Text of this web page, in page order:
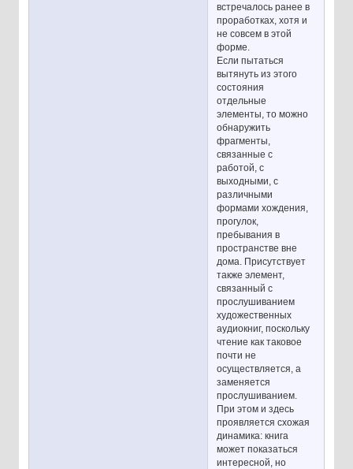
встречалось ранее в
проработках, хотя и
не совсем в этой
форме.
Если пытаться
вытянуть из этого
состояния
отдельные
элементы, то можно
обнаружить
фрагменты,
связанные с
работой, с
выходными, с
различными
формами хождения,
прогулок,
пребывания в
пространстве вне
дома. Присутствует
также элемент,
связанный с
прослушиванием
художественных
аудиокниг, поскольку
чтение как таковое
почти не
осуществляется, а
заменяется
прослушиванием.
При этом и здесь
проявляется схожая
динамика: книга
может показаться
интересной, но